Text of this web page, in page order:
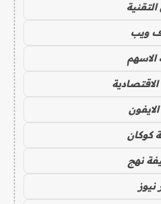
ويب
الاسهم
كوكان
نهج
نيوز